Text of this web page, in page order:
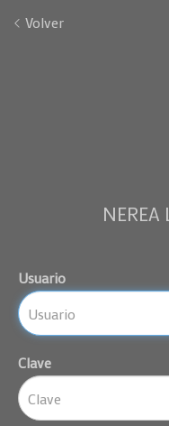
Volver
NEREA
Usuario
Clave